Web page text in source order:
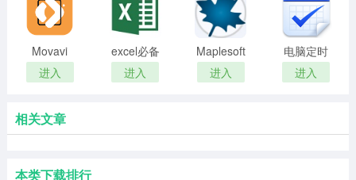
Movavi
PDFChef
进入
excel必备
工具箱破
解版
进入
Maplesoft
Maple
2019
进入
电脑定时
提醒软件
Wise
进入
相关文章
本类下载排行